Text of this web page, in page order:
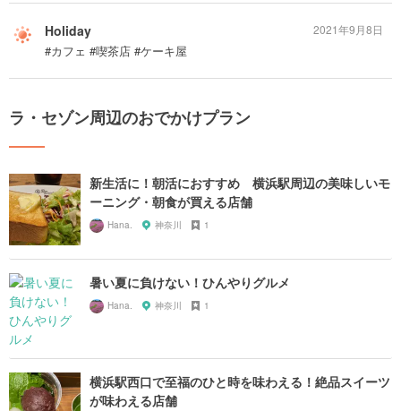
Holiday
#カフェ #喫茶店 #ケーキ屋
2021年9月8日
ラ・セゾン周辺のおでかけプラン
新生活に！朝活におすすめ 横浜駅周辺の美味しいモ
ーニング・朝食が買える店舗
Hana. 神奈川 1
暑い夏に負けない！ひんやりグルメ
Hana. 神奈川 1
横浜駅西口で至福のひと時を味わえる！絶品スイーツ
が味わえる店舗